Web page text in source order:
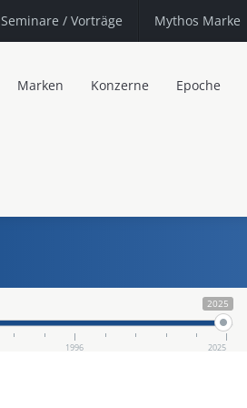
Seminare / Vorträge Mythos Marke
Marken Konzerne Epoche
2025
1996 2025